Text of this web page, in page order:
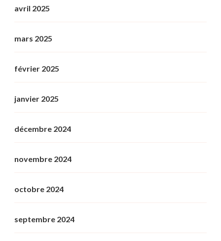
avril 2025
mars 2025
février 2025
janvier 2025
décembre 2024
novembre 2024
octobre 2024
septembre 2024